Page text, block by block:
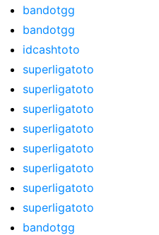
bandotgg
bandotgg
idcashtoto
superligatoto
superligatoto
superligatoto
superligatoto
superligatoto
superligatoto
superligatoto
superligatoto
bandotgg